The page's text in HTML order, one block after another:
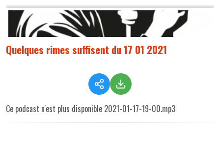
Quelques rimes suffisent du 17 01 2021
Ce podcast n'est plus disponible 2021-01-17-19-00.mp3